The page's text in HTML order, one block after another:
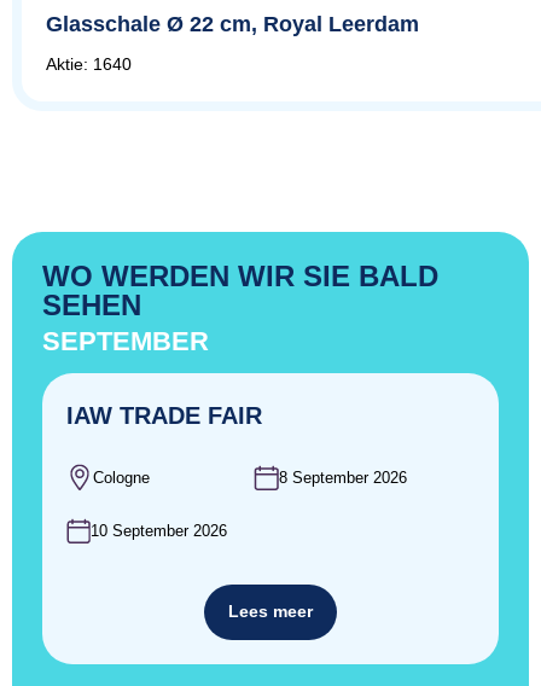
Glasschale Ø 22 cm, Royal Leerdam
Aktie: 1640
WO WERDEN WIR SIE BALD
SEHEN
SEPTEMBER
IAW TRADE FAIR
Cologne 8 September 2026
10 September 2026
Lees meer